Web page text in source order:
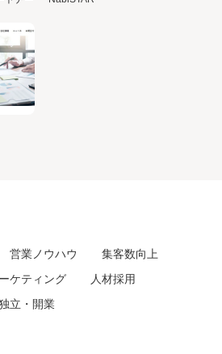
営業ノウハウ
集客数向上
ケティング
人材採用
立・開業